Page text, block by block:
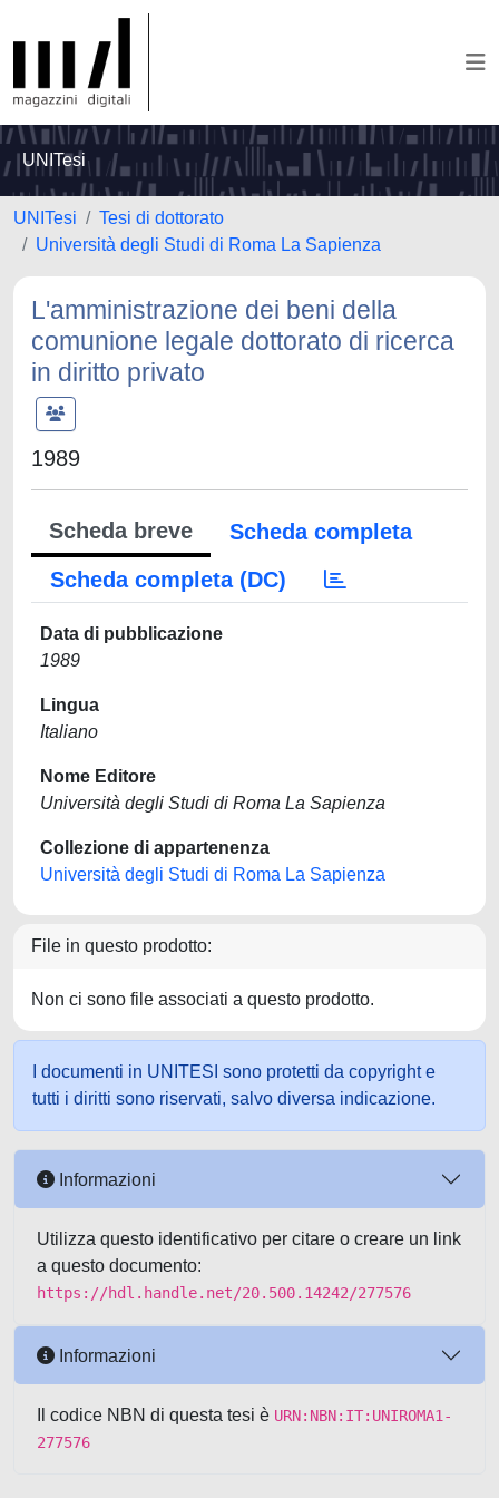
UNITesi
UNITesi
Tesi di dottorato
Università degli Studi di Roma La Sapienza
L'amministrazione dei beni della
comunione legale dottorato di ricerca
in diritto privato
1989
Scheda breve
Scheda completa
Scheda completa (DC)
Data di pubblicazione
1989
Lingua
Italiano
Nome Editore
Università degli Studi di Roma La Sapienza
Collezione di appartenenza
Università degli Studi di Roma La Sapienza
File in questo prodotto:
Non ci sono file associati a questo prodotto.
I documenti in UNITESI sono protetti da copyright e
tutti i diritti sono riservati, salvo diversa indicazione.
Informazioni
Utilizza questo identificativo per citare o creare un link
a questo documento:
https://hdl.handle.net/20.500.14242/277576
Informazioni
Il codice NBN di questa tesi è URN:NBN:IT:UNIROMA1-
277576